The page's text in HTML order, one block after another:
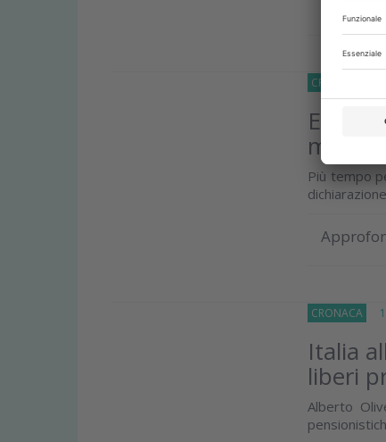
CRONACA
Più tempo
CRONACA
Italia
liberi
Alberto